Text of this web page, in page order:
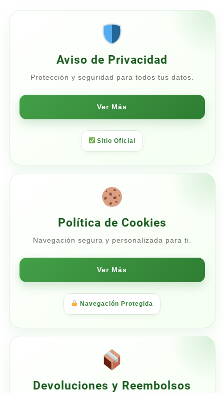
Aviso de Privacidad
Protección y seguridad para todos tus datos.
Ver Más
Sitio Oficial
Política de Cookies
Navegación segura y personalizada para ti.
Ver Más
Navegación Protegida
Devoluciones y Reembolsos